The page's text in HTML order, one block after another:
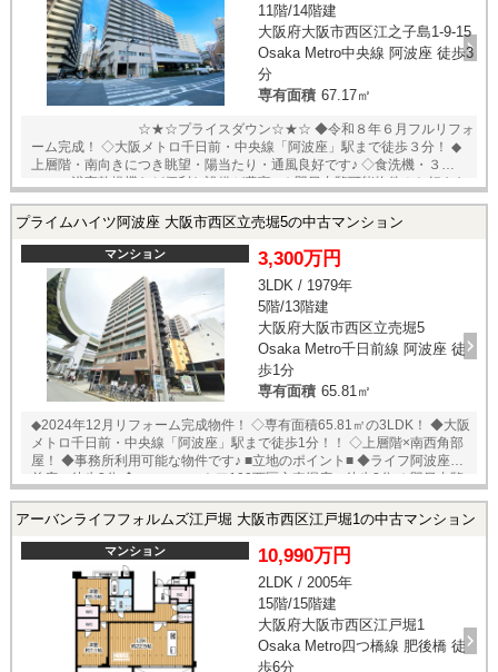
11階/14階建
大阪府大阪市西区江之子島1-9-15
Osaka Metro中央線 阿波座 徒歩3
分
専有面積 67.17㎡
☆★☆プライスダウン☆★☆ ◆令和８年６月フルリフォ
ーム完成！ ◇大阪メトロ千日前・中央線「阿波座」駅まで徒歩３分！ ◆
上層階・南向きにつき眺望・陽当たり・通風良好です♪ ◇食洗機・３口コ
ンロ・浴室乾燥機など便利な設備が豊富♪ ★即日内覧可能物件！お好きな
日時でご内覧可能！★ 当店までお電話いただくか、もしくは24時間対応
可能「内覧予約・お問い合わせ」フォームよりお問い合わせ下さい！業
ご希望場所でのお待ち合わせも可能です。 ※当社ではネットで他社様が
広告している物件も同時に紹介・案内可能です。 併せて内覧を希望され
る際は、物件名を担当者までお申し付け下さい。
プライムハイツ阿波座 大阪市西区立売堀5の中古マンション
マンション 3,300万円
3LDK / 1979年
5階/13階建
大阪府大阪市西区立売堀5
Osaka Metro千日前線 阿波座 徒
歩1分
専有面積 65.81㎡
◆2024年12月リフォーム完成物件！ ◇専有面積65.81㎡の3LDK！ ◆大阪
メトロ千日前・中央線「阿波座」駅まで徒歩1分！！ ◇上層階×南西角部
屋！ ◆事務所利用可能な物件です♪ ■立地のポイント■ ◆ライフ阿波座駅
前店 徒歩3分 ◆ローソンストア100西区立売堀店 徒歩2分 ★即日内覧
もしくは24時間対応可能「内覧予約・お問い合わせ」フォームよりお問
店が困難な場合は、ご希望場所でのお待ち合わせも可能です。 ※当社で
はネットで他社様が広告している物件も同時に紹介・案内可能です。 併
せて内覧を希望される際は、物件名を担当者までお申し付け下さい。
アーバンライフフォルムズ江戸堀 大阪市西区江戸堀1の中古マンション
マンション 10,990万円
2LDK / 2005年
15階/15階建
大阪府大阪市西区江戸堀1
Osaka Metro四つ橋線 肥後橋 徒
歩6分